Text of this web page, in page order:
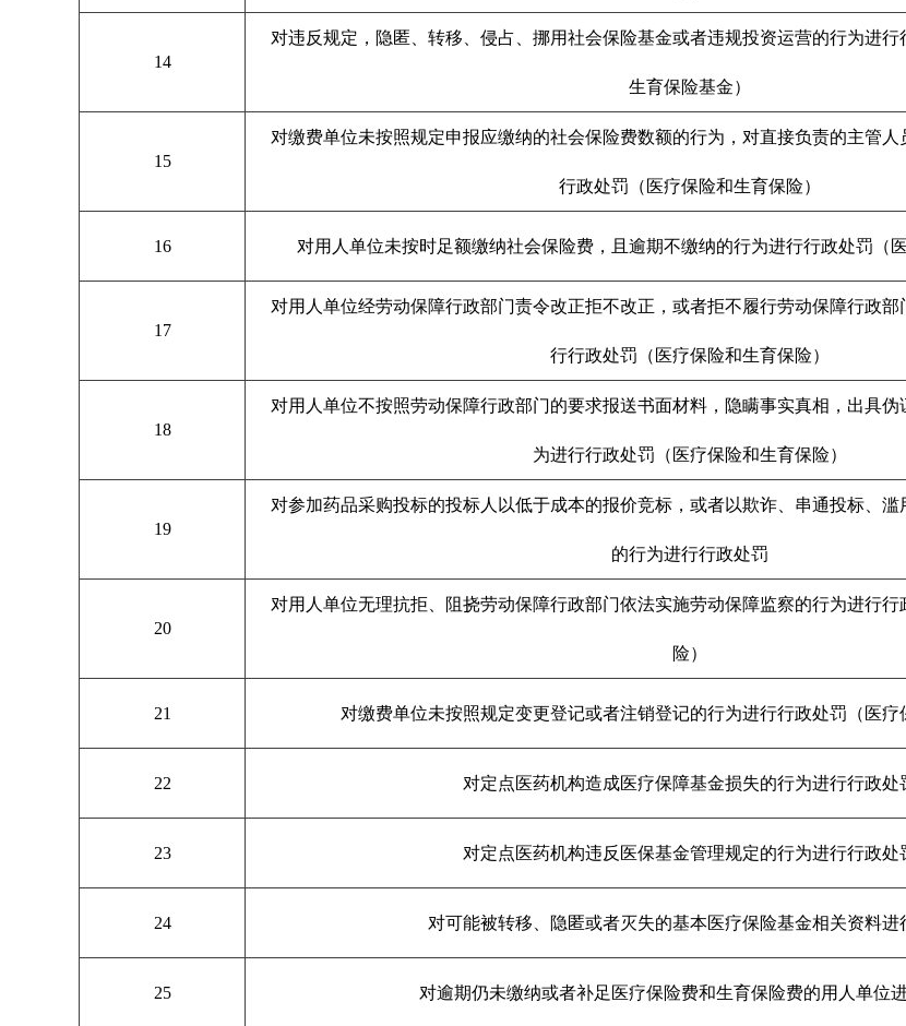
14
对违反规定，隐匿、转移、侵占、挪用社会保险基金或者违规投资运营的行为进
生育保险基金）
15
对缴费单位未按照规定申报应缴纳的社会保险费数额的行为，对直接负责的主管
行政处罚（医疗保险和生育保险）
16 对用人单位未按时足额缴纳社会保险费，且逾期不缴纳的行为进行行政处罚（
17
对用人单位经劳动保障行政部门责令改正拒不改正，或者拒不履行劳动保障行政
行行政处罚（医疗保险和生育保险）
18
对用人单位不按照劳动保障行政部门的要求报送书面材料，隐瞒事实真相，出具
为进行行政处罚（医疗保险和生育保险）
19
对参加药品采购投标的投标人以低于成本的报价竞标，或者以欺诈、串通投标、
的行为进行行政处罚
20
对用人单位无理抗拒、阻挠劳动保障行政部门依法实施劳动保障监察的行为进行
险）
21 对缴费单位未按照规定变更登记或者注销登记的行为进行行政处罚（医疗
22 对定点医药机构造成医疗保障基金损失的行为进行行政处
23 对定点医药机构违反医保基金管理规定的行为进行行政处
24 对可能被转移、隐匿或者灭失的基本医疗保险基金相关资料进
25 对逾期仍未缴纳或者补足医疗保险费和生育保险费的用人单位